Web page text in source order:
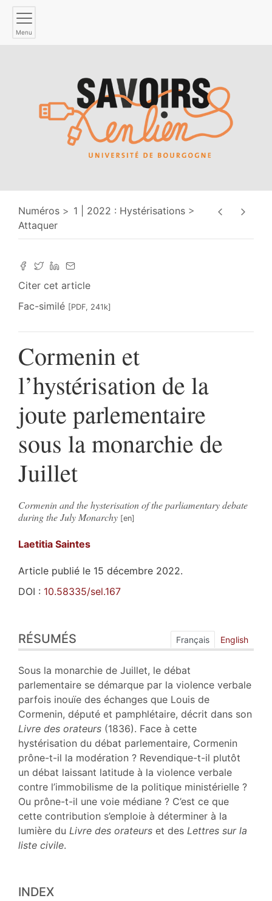
Menu
Numéros
1 | 2022 : Hystérisations
Attaquer
Citer cet article
Fac-similé [PDF, 241k]
Cormenin et
l’hystérisation de la
joute parlementaire
sous la monarchie de
Juillet
Cormenin and the hysterisation of the parliamentary debate
during the July Monarchy
Laetitia Saintes
Article publié le 15 décembre 2022.
DOI : 10.58335/sel.167
Index
Plan
Texte
Bibliographie
Notes
Citer cet article
Auteur
RÉSUMÉS Français English
Sous la monarchie de Juillet, le débat
parlementaire se démarque par la violence verbale
parfois inouïe des échanges que Louis de
Cormenin, député et pamphlétaire, décrit dans son
Livre des orateurs (1836). Face à cette
hystérisation du débat parlementaire, Cormenin
prône-t-il la modération ? Revendique-t-il plutôt
un débat laissant latitude à la violence verbale
contre l’immobilisme de la politique ministérielle ?
Ou prône-t-il une voie médiane ? C’est ce que
cette contribution s’emploie à déterminer à la
lumière du Livre des orateurs et des Lettres sur la
liste civile.
INDEX